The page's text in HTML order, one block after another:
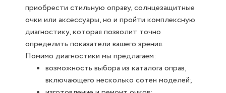
приобрести стильную оправу, солнцезащитные
очки или аксессуары, но и пройти комплексную
диагностику, которая позволит точно
определить показатели вашего зрения.
Помимо диагностики мы предлагаем:
возможность выбора из каталога оправ,
включающего несколько сотен моделей;